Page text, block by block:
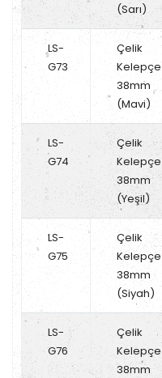
(Sarı)
LS-
G73
Çelik
Kelepçe
38mm
(Mavi)
LS-
G74
Çelik
Kelepçe
38mm
(Yeşil)
LS-
G75
Çelik
Kelepçe
38mm
(Siyah)
LS-
G76
Çelik
Kelepçe
38mm